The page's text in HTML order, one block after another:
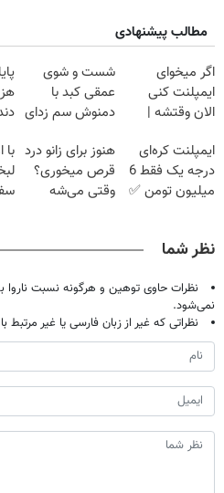
مطالب پیشنهادی
اگر میخوای
ایمپلنت کنی
الان وقتشه |
میلیون تومان!!!
شست و شوی
عمقی کبد با
دمنوش سم زدای
ایمپلنت کره‌ای
درجه یک فقط 6
میلیون تومن ✅
هنوز برای زانو درد
قرص میخوری؟
وقتی می‌شه
نظر شما
نظرات حاوی توهین و هرگونه نسبت
نمی‌شود.
نظراتی که غیر از زبان فارسی یا غیر